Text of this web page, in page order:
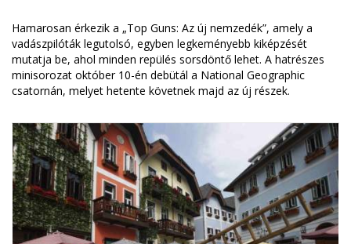
Hamarosan érkezik a „Top Guns: Az új nemzedék”, amely a
vadászpilóták legutolsó, egyben legkeményebb kiképzését
mutatja be, ahol minden repülés sorsdöntő lehet. A hatrészes
minisorozat október 10-én debütál a National Geographic
csatornán, melyet hetente követnek majd az új részek.